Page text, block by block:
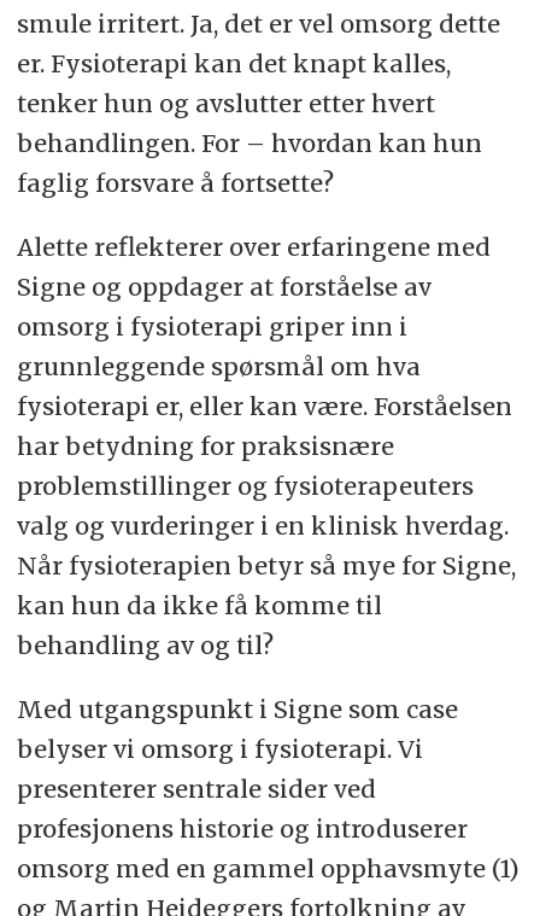
smule irritert. Ja, det er vel omsorg dette
er. Fysioterapi kan det knapt kalles,
tenker hun og avslutter etter hvert
behandlingen. For – hvordan kan hun
faglig forsvare å fortsette?
Alette reflekterer over erfaringene med
Signe og oppdager at forståelse av
omsorg i fysioterapi griper inn i
grunnleggende spørsmål om hva
fysioterapi er, eller kan være. Forståelsen
har betydning for praksisnære
problemstillinger og fysioterapeuters
valg og vurderinger i en klinisk hverdag.
Når fysioterapien betyr så mye for Signe,
kan hun da ikke få komme til
behandling av og til?
Med utgangspunkt i Signe som case
belyser vi omsorg i fysioterapi. Vi
presenterer sentrale sider ved
profesjonens historie og introduserer
omsorg med en gammel opphavsmyte (1)
og Martin Heideggers fortolkning av